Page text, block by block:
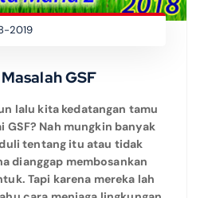
2019
GSF
lalu kita kedatangan tamu
GSF? Nah mungkin banyak
tentang itu atau tidak
dianggap membosankan
Tapi karena mereka lah